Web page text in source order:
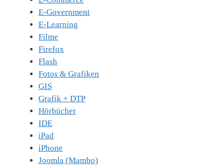
E-Government
E-Learning
Filme
Firefox
Flash
Fotos & Grafiken
GIS
Grafik + DTP
Hörbücher
IDE
iPad
iPhone
Joomla (Mambo)